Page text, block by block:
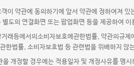
이 약관에 동의하기에 앞서 약관에 정하여져
도의 연결화면 또는 팝업화면 등을 제공하여
래등에서의소비자보호에관한법률, 약관의규
한법률, 소비자보호법 등 관련법을 위배하지 않
을 개정할 경우에는 적용일자 및 개정사유를 명